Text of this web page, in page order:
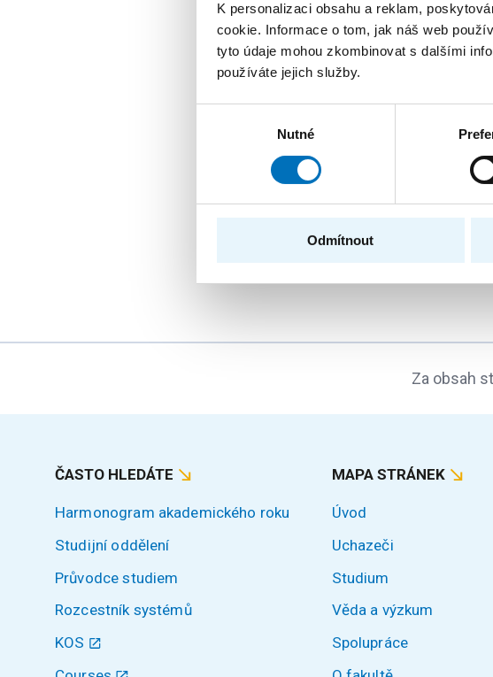
K personalizaci obsahu a reklam,
cookie. Informace o tom, jak náš web
tyto údaje mohou zkombinovat s dalšími
používáte jejich služby.
Nutné
Odmítnout
24. 8. – 26. 8. 2026
Prague Stringology
26. 8. – 27. 8. 2026
Summer Stringmasters
StringMasters sdružuje výzkumné
Za obsah
ČASTO HLEDÁTE
Harmonogram akademického roku
Studijní oddělení
Průvodce studiem
Rozcestník systémů
KOS
MAPA STRÁNEK
Úvod
Uchazeči
Studium
Věda a výzkum
Spolupráce